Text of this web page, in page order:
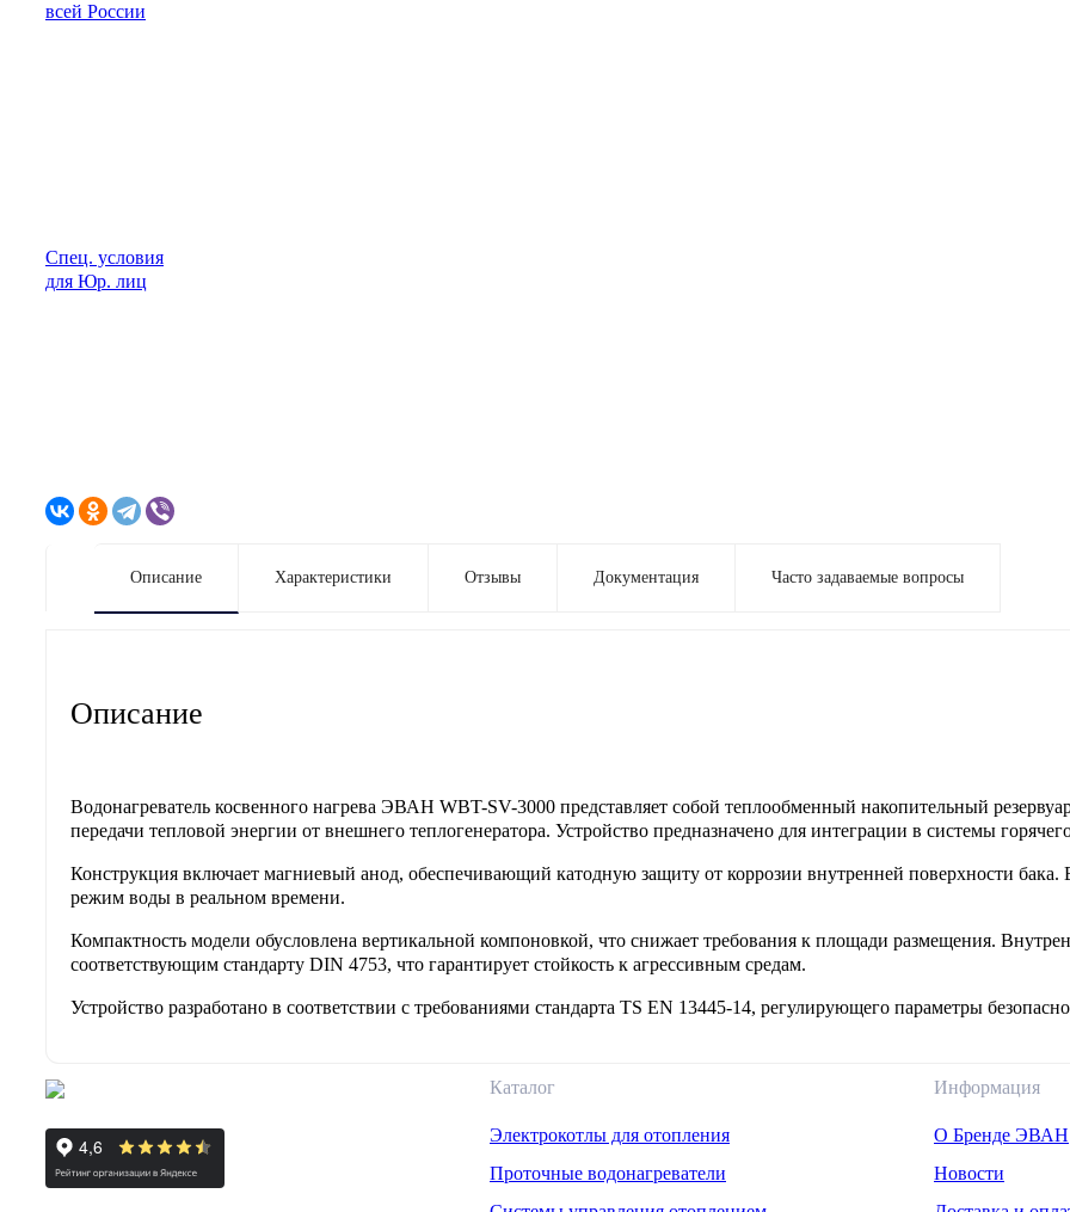
всей России
Спец. условия
для Юр. лиц
Описание Характеристики Отзывы Документация Часто задаваемые вопросы
Описание
Водонагреватель косвенного нагрева ЭВАН WBT-SV-3000 представляет собой теплообменный накопительный
передачи тепловой энергии от внешнего теплогенератора. Устройство предназначено для интеграции в системы
Конструкция включает магниевый анод, обеспечивающий катодную защиту от коррозии внутренней поверхности
режим воды в реальном времени.
Компактность модели обусловлена вертикальной компоновкой, что снижает требования к площади размещения.
соответствующим стандарту DIN 4753, что гарантирует стойкость к агрессивным средам.
Устройство разработано в соответствии с требованиями стандарта TS EN 13445-14, регулирующего параметры
Каталог
Электрокотлы для отопления
Проточные водонагреватели
Информация
О Бренде ЭВАН
Новости